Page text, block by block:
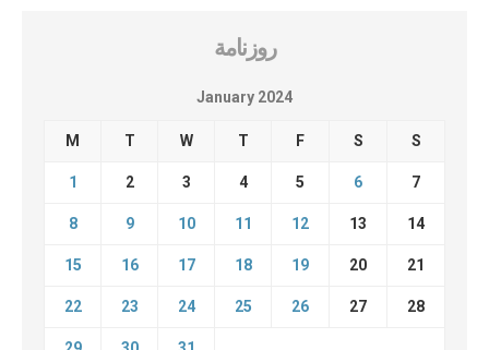
روزنامة
January 2024
M T W T F S S
1 2 3 4 5 6 7
8 9 10 11 12 13 14
15 16 17 18 19 20 21
22 23 24 25 26 27 28